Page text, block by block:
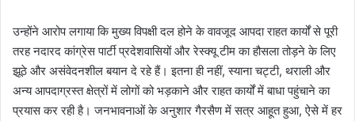
उन्होंने आरोप लगाया कि मुख्य विपक्षी दल होने के वावजूद आपदा राहत कार्यों से पूरी
तरह नदारद कांग्रेस पार्टी प्रदेशवासियों और रेस्क्यू टीम का हौसला तोड़ने के लिए
झूठे और असंवेदनशील बयान दे रहे हैं। इतना ही नहीं, स्याना चट्टी, थराली और
अन्य आपदाग्रस्त क्षेत्रों में लोगों को भड़काने और राहत कार्यों में बाधा पहुंचाने का
प्रयास कर रही है। जनभावनाओं के अनुशार गैरसैण में सत्र आहूत हुआ, ऐसे में हर